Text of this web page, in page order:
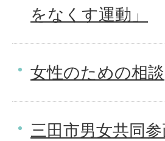
をなくす運動」
女性のための相談
三田市男女共同